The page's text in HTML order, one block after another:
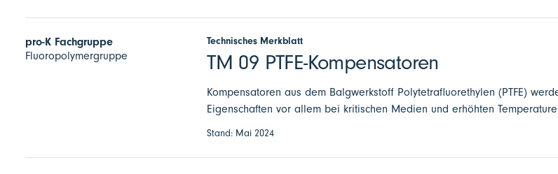
pro-K Fachgruppe
Fluoropolymergruppe
Technisches Merkblatt
TM 09 PTFE-Kompensatoren
Kompensatoren aus dem Balgwerkstoff Polytetrafluorethylen (PTFE)
Eigenschaften vor allem bei kritischen Medien und erhöhten
Stand: Mai 2024